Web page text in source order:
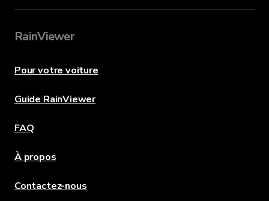
RainViewer
Pour votre voiture
Guide RainViewer
FAQ
À propos
Contactez-nous